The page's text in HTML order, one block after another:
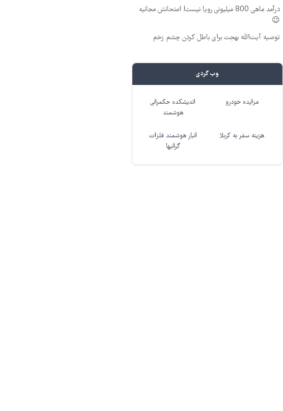
درآمد ماهی 800 میلیونی رویا نیست! امتحانش مجانیه
😉
توصیه آیت‌الله بهجت برای باطل کردن چشم زخم
وب گردی
مزایده خودرو
اندیشکده حکمرانی
هوشمند
هزینه سفر به کربلا
انبار هوشمند فلزات
گرانبها